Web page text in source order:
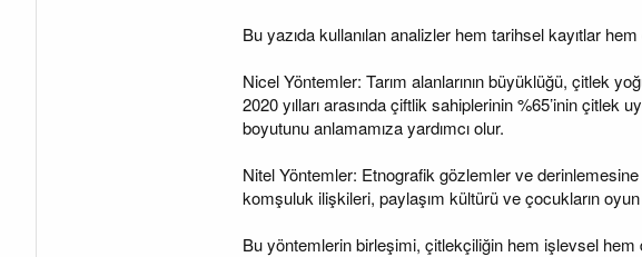
Bu yazıda kullanılan analizler hem tarihsel kayıtlar hem
Nicel Yöntemler: Tarım alanlarının büyüklüğü, çitlek
2020 yılları arasında çiftlik sahiplerinin %65’inin çitlek
boyutunu anlamamıza yardımcı olur.
Nitel Yöntemler: Etnografik gözlemler ve
komşuluk ilişkileri, paylaşım kültürü ve çocukların
Bu yöntemlerin birleşimi, çitlekçiliğin hem işlevsel hem